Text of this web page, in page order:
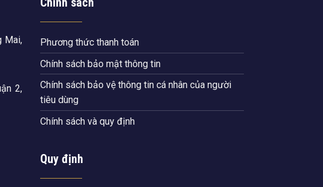
Mai,
2,
Chính sách
Phương thức thanh toán
Chính sách bảo mật thông tin
Chính sách bảo vệ thông tin cá nhân của người
tiêu dùng
Chính sách và quy định
Quy định